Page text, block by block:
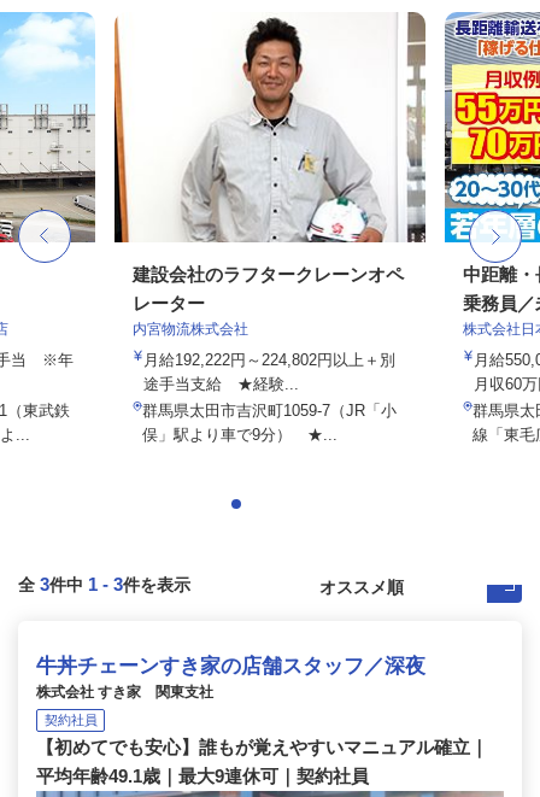
手当 ※年
（東武鉄
...
建設会社のラフタークレーンオペ
レーター
内宮物流株式会社
月給192,222円～224,802円以上＋別
途手当支給 ★経験...
群馬県太田市吉沢町1059-7（JR「小
俣」駅より車で9分） ★...
中距離・
乗務員／
株式会社日
月給
月収60
群馬県太
線「東毛
全 3件中 1 - 3件を表示
牛丼チェーンすき家の店舗スタッフ／深夜
株式会社 すき家 関東支社
契約社員
【初めてでも安心】誰もが覚えやすいマニュアル確立｜
平均年齢49.1歳｜最大9連休可｜契約社員